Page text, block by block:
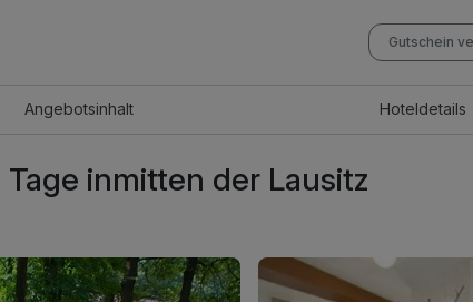
Gutschein
Angebotsinhalt Hoteldetails
inmitten der Lausitz